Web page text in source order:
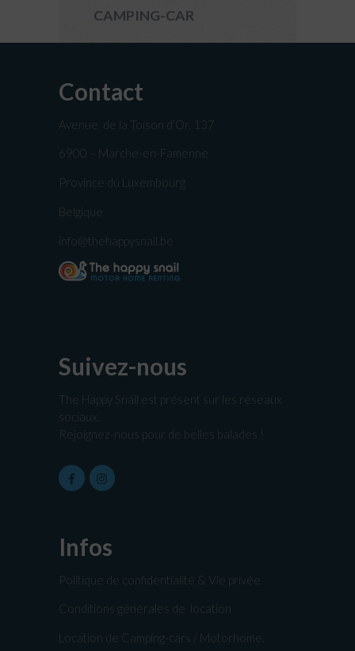
CAMPING-CAR
Contact
Avenue de la Toison d’Or, 137
6900 – Marche-en-Famenne
Province du Luxembourg
Belgique
info@thehappysnail.be
Suivez-nous
The Happy Snail est présent sur les réseaux
sociaux.
Rejoignez-nous pour de belles balades !
Infos
Politique de confidentialité & Vie privée
Conditions générales de location
Location de Camping-cars / Motorhome.